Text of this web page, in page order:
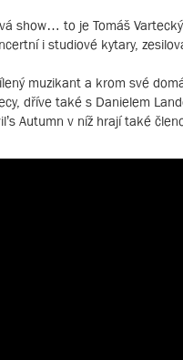
show… to je Tomáš
i studiové kytary,
muzikant a krom své
dříve také s Danielem
Autumn v níž hrají také